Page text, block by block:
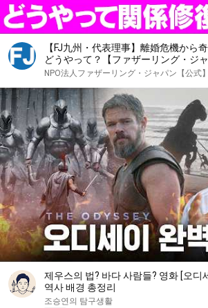
【FJ九州・代表理事】離婚危機から
どうやって？【ファザーリング・ジャ
NPO法人ファザーリング・ジャパン【公式】
제우스의 법? 바다 사람들? 영화 [오디
역사 배경 총정리
조승연의 탐구생활